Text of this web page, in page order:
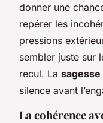
donner une
repérer les
pressions
sembler juste sur
recul. La
silence avant
La cohérence